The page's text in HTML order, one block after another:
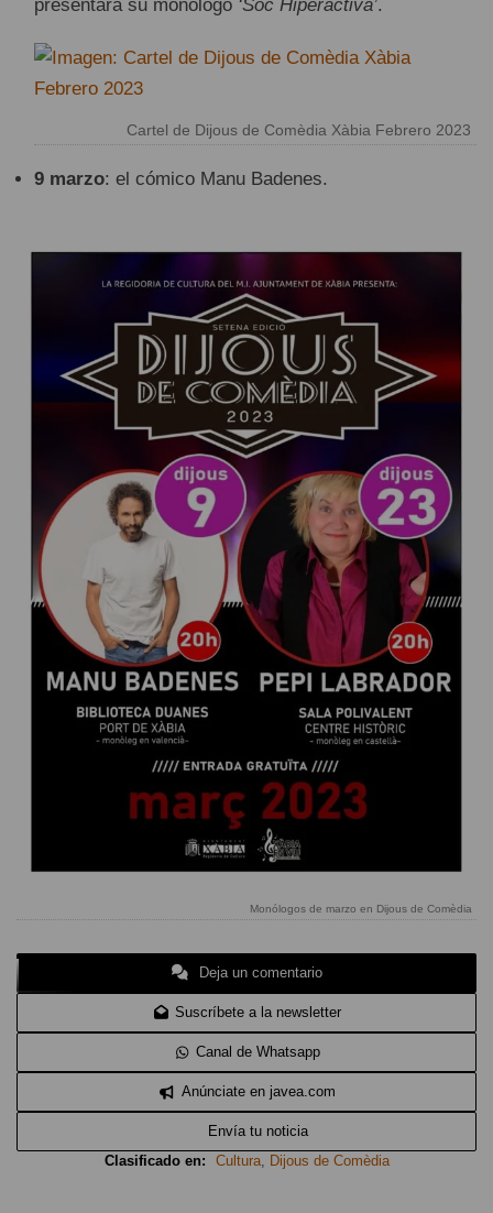
presentará su monólogo ‘Soc Hiperactiva’.
Cartel de Dijous de Comèdia Xàbia Febrero 2023
9 marzo: el cómico Manu Badenes.
Monólogos de marzo en Dijous de Comèdia
Deja un comentario
Suscríbete a la newsletter
Canal de Whatsapp
Anúnciate en javea.com
Envía tu noticia
Clasificado en:
Cultura, Dijous de Comèdia